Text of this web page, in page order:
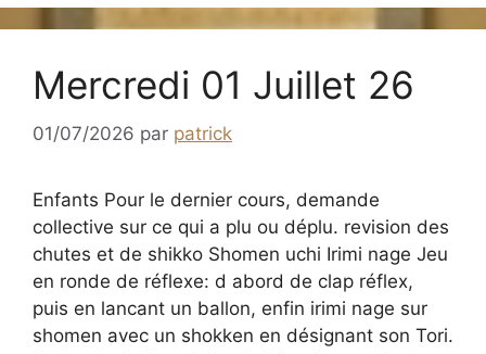
Mercredi 01 Juillet 26
01/07/2026 par patrick
Enfants Pour le dernier cours, demande
collective sur ce qui a plu ou déplu. revision des
chutes et de shikko Shomen uchi Irimi nage Jeu
en ronde de réflexe: d abord de clap réflex,
puis en lancant un ballon, enfin irimi nage sur
shomen avec un shokken en désignant son Tori.